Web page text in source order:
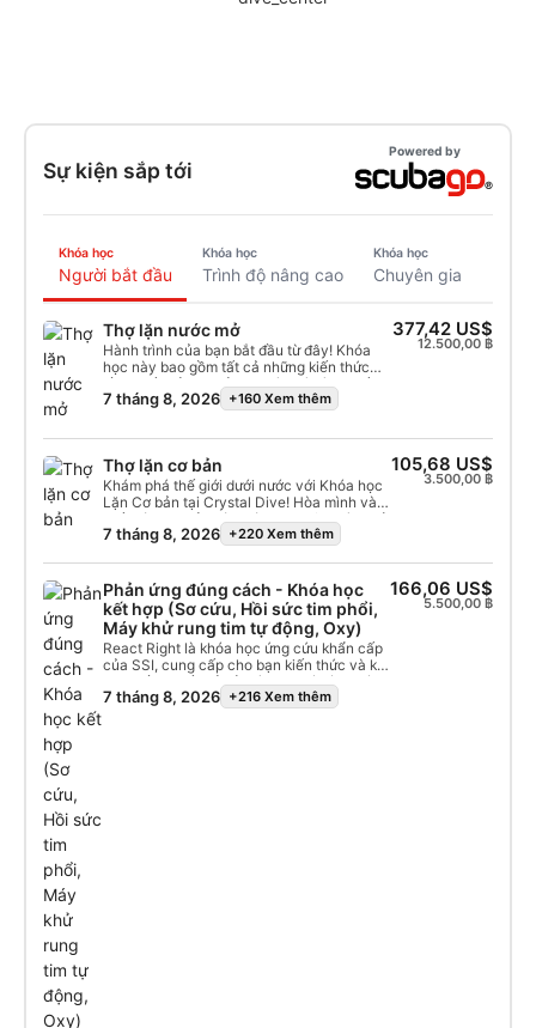
Sự kiện sắp tới
Powered by
Khóa học
Người bắt đầu
Khóa học
Trình độ nâng cao
Khóa học
Chuyên gia
Thợ lặn nước mở
Hành trình của bạn bắt đầu từ đây! Khóa
học này bao gồm tất cả những kiến ​​thức
cần thiết để lặn biển an toàn, từ lý thuyết
lặn cơ bản đến việc thành thạo các kỹ
luyện của bạn bắt đầu trong vùng nước
những chuyến lặn khó quên ở vùng biển
nhiệt đới ấm áp của Koh Tao. Với sự hướng
dẫn từ các huấn luyện viên đa ngôn ngữ
giàu kinh nghiệm của chúng tôi, bạn sẽ tiến
bộ theo tốc độ của riêng mình, được hỗ trợ
từng bước một. Khi kết thúc khóa học, bạn
không chỉ nhận được chứng chỉ lặn mà còn
có thêm những người bạn mới và những
người bạn lặn để cùng chia sẻ cuộc phiêu
lưu!
7 tháng 8, 2026 +160 Xem thêm
377,42 US$
12.500,00 ฿
Thợ lặn cơ bản
Khám phá thế giới dưới nước với Khóa học
Lặn Cơ bản tại Crystal Dive! Hòa mình vào
thế giới lặn biển với khóa học một ngày Trải
nghiệm Lặn Cơ bản của chúng tôi - hoàn
bạn bắt đầu với lý thuyết cơ bản và phần
giới thiệu trong vùng nước nông an toàn
của hồ bơi, nơi bạn sẽ hít thở những hơi thở
đầu tiên đầy thú vị dưới nước. Khi đã quen
thuộc, đã đến lúc lên thuyền lặn rộng rãi
của chúng tôi để bắt đầu cuộc phiêu lưu
buổi chiều. Được hướng dẫn bởi người
hướng dẫn tận tâm, bạn sẽ khám phá thế
giới dưới nước với một hoặc hai lần lặn khó
7 tháng 8, 2026 +220 Xem thêm
105,68 US$
3.500,00 ฿
Phản ứng đúng cách - Khóa học
kết hợp (Sơ cứu, Hồi sức tim phổi,
Máy khử rung tim tự động, Oxy)
React Right là khóa học ứng cứu khẩn cấp
của SSI, cung cấp cho bạn kiến ​​thức và kỹ
năng cần thiết để trở thành người ứng cứu
đầu tiên trong trường hợp cấp cứu y tế.
7 tháng 8, 2026 +216 Xem thêm
166,06 US$
5.500,00 ฿